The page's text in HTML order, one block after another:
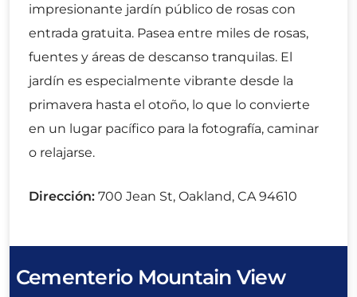
impresionante jardín público de rosas con
entrada gratuita. Pasea entre miles de rosas,
fuentes y áreas de descanso tranquilas. El
jardín es especialmente vibrante desde la
primavera hasta el otoño, lo que lo convierte
en un lugar pacífico para la fotografía, caminar
o relajarse.
Dirección: 700 Jean St, Oakland, CA 94610
Cementerio Mountain View